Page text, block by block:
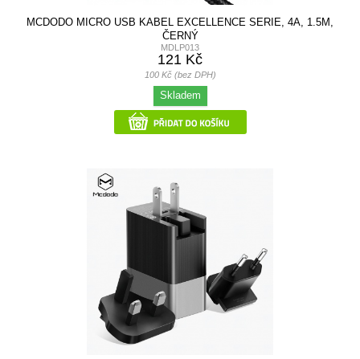
MCDODO MICRO USB KABEL EXCELLENCE SERIE, 4A, 1.5M,
ČERNÝ
MDLP013
121 Kč
100 Kč (bez DPH)
Skladem